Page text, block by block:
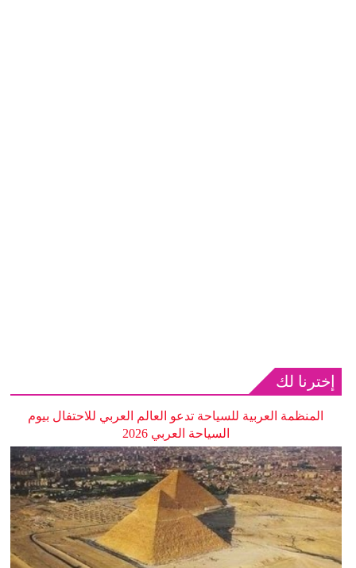
إخترنا لك
المنظمة العربية للسياحة تدعو العالم العربي للاحتفال بيوم
السياحة العربي 2026